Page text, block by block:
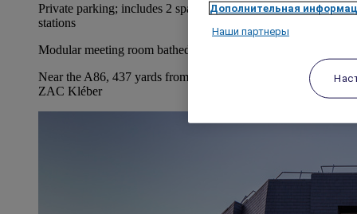
Private parking; includes 2 spaces with electric charging
stations
Modular meeting room bathed in natural light
Near the A86, 437 yards from Le Stade station; in the heart of
ZAC Kléber
Дополнительная
Наши партнеры